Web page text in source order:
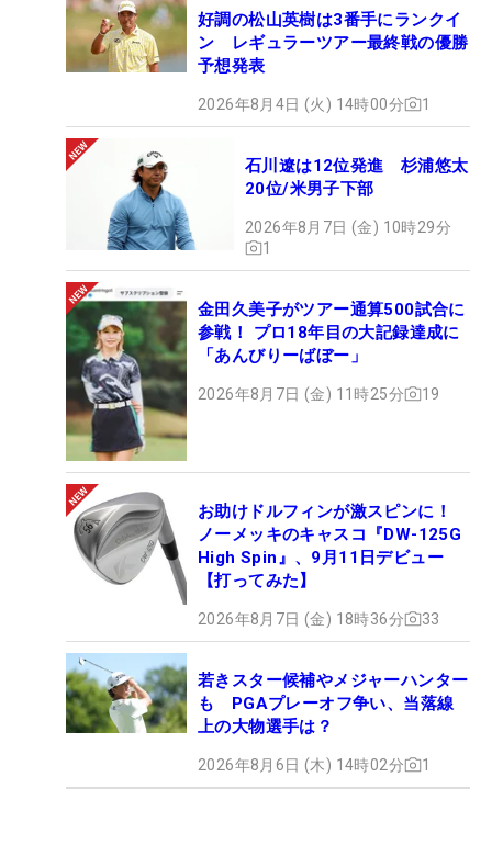
好調の松山英樹は3番手にランクイ
ン レギュラーツアー最終戦の優勝
予想発表
2026年8月4日 (火) 14時00分 1
石川遼は12位発進 杉浦悠太
20位/米男子下部
2026年8月7日 (金) 10時29分
1
金田久美子がツアー通算500試合に
参戦！ プロ18年目の大記録達成に
「あんびりーばぼー」
2026年8月7日 (金) 11時25分 19
お助けドルフィンが激スピンに！
ノーメッキのキャスコ『DW-125G
High Spin』、9月11日デビュー
【打ってみた】
2026年8月7日 (金) 18時36分 33
若きスター候補やメジャーハンター
も PGAプレーオフ争い、当落線
上の大物選手は？
2026年8月6日 (木) 14時02分 1